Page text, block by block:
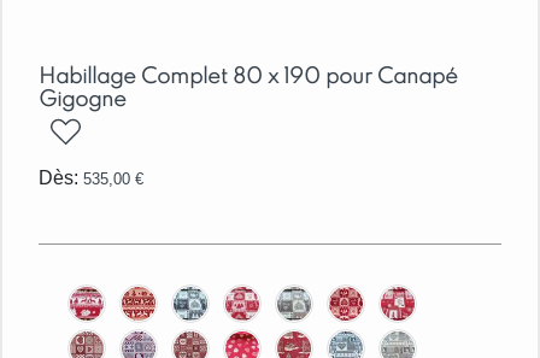
Habillage Complet 80 x 190 pour Canapé
Gigogne
ajouter
Dès: 535,00 €